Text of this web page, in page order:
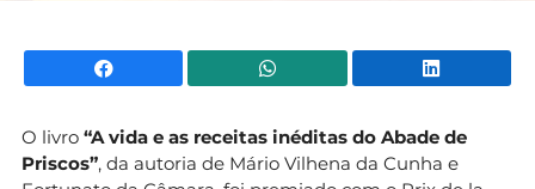
Facebook WhatsApp
O livro “A vida e as receitas inéditas do Abade de
Priscos”, da autoria de Mário Vilhena da Cunha e